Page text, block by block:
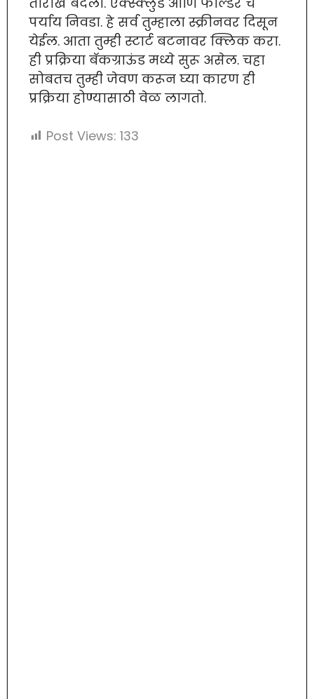
पर्याय निवडा. हे सर्व तुम्हाला स्क्रीनवर दिसून
येईल. आता तुम्ही स्टार्ट बटनावर क्लिक करा.
ही प्रक्रिया बॅकग्राऊंड मध्ये सुरू असेल. चहा
सोबतच तुम्ही जेवण करून घ्या कारण ही
प्रक्रिया होण्यासाठी वेळ लागतो.
Post Views: 133